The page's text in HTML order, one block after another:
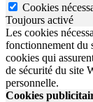
Cookies
Toujours activé
Les cookies
fonctionnement du
cookies qui
de sécurité du site
personnelle.
Cookies